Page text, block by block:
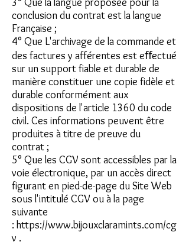
conclusion du contrat est la langue
Française ;
4° Que L'archivage de la commande et
des factures y afférentes est eﬀectué
sur un support fiable et durable de
manière constituer une copie fidèle et
durable conformément aux
dispositions de l'article 1360 du code
civil. Ces informations peuvent être
produites à titre de preuve du
contrat ;
5° Que les CGV sont accessibles par la
voie électronique, par un accès direct
figurant en pied-de-page du Site Web
sous l'intitulé CGV ou à la page
suivante
: https://www.bijouxclaramints.com/cg
v .